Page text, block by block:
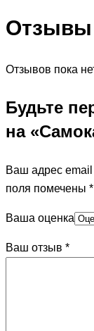
Отзывы
Отзывов пока
Будьте
на
Ваш адрес email
поля помечены *
Ваша оценка
Ваш отзыв *